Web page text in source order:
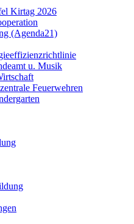
Kirtag 2026
(Agenda21)
u. Musik
Feuerwehren